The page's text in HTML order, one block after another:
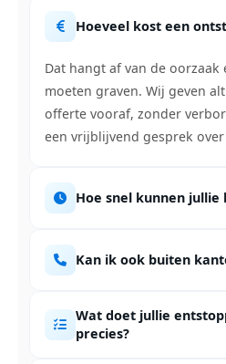
Hoeveel kost een
Dat hangt af van de oorzaak
moeten graven. Wij geven
offerte vooraf, zonder
een vrijblijvend gesprek
Hoe snel kunnen jullie
Kan ik ook buiten
Wat doet jullie
precies?